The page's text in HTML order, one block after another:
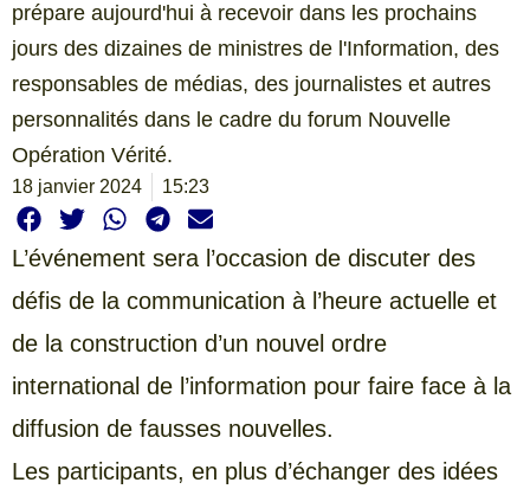
prépare aujourd'hui à recevoir dans les prochains
jours des dizaines de ministres de l'Information, des
responsables de médias, des journalistes et autres
personnalités dans le cadre du forum Nouvelle
Opération Vérité.
18 janvier 2024 15:23
L’événement sera l’occasion de discuter des
défis de la communication à l’heure actuelle et
de la construction d’un nouvel ordre
international de l’information pour faire face à la
diffusion de fausses nouvelles.
Les participants, en plus d’échanger des idées